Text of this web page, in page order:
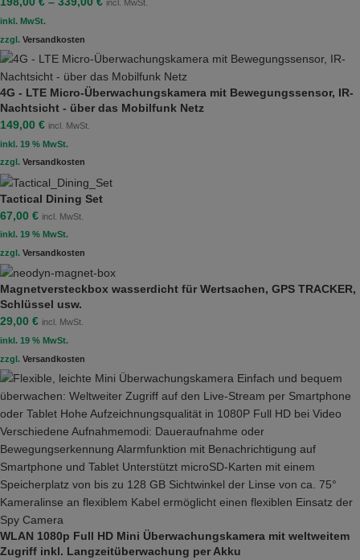
incl. MwSt.
inkl. MwSt.
zzgl. Versandkosten
4G - LTE Micro-Überwachungskamera mit Bewegungssensor, IR-
Nachtsicht - über das Mobilfunk Netz
149,00 € incl. MwSt.
inkl. 19 % MwSt.
zzgl. Versandkosten
Tactical Dining Set
67,00 € incl. MwSt.
inkl. 19 % MwSt.
zzgl. Versandkosten
Magnetversteckbox wasserdicht für Wertsachen, GPS TRACKER,
Schlüssel usw.
29,00 € incl. MwSt.
inkl. 19 % MwSt.
zzgl. Versandkosten
WLAN 1080p Full HD Mini Überwachungskamera mit weltweitem
Zugriff inkl. Langzeitüberwachung per Akku